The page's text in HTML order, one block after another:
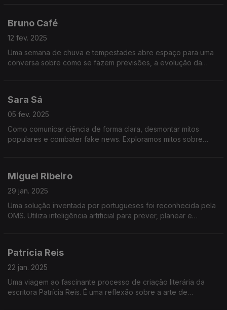
Bruno Café
12 fev. 2025
Uma semana de chuva e tempestades abre espaço para uma
conversa sobre como se fazem previsões, a evolução da
Sara Sá
05 fev. 2025
Como comunicar ciência de forma clara, desmontar mitos
populares e combater fake news. Exploramos mitos sobre
Miguel Ribeiro
29 jan. 2025
Uma solução inventada por portugueses foi reconhecida pela
OMS. Utiliza inteligência artificial para prever, planear e
Patrícia Reis
22 jan. 2025
Uma viagem ao fascinante processo de criação literária da
escritora Patrícia Reis. É uma reflexão sobre a arte de